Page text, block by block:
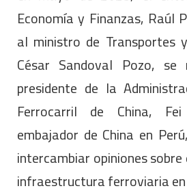
Economía y Finanzas, Raúl
al ministro de Transportes
César Sandoval Pozo,
presidente de la
Ferrocarril de China,
embajador de China en
intercambiar opiniones
infraestructura ferroviaria